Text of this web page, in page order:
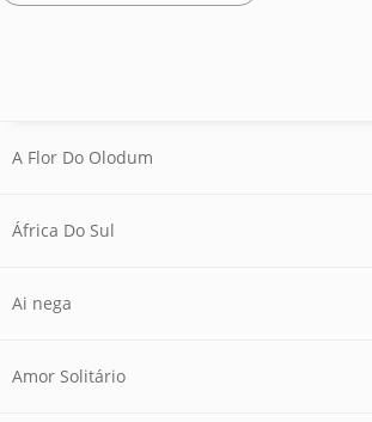
A Flor Do Olodum
África Do Sul
Ai nega
Amor Solitário